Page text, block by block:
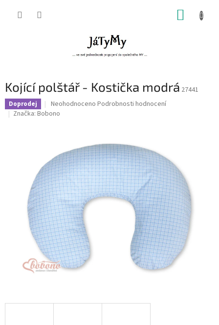
Kojící polštář - Kostička modrá 27441
Doprodej
Průměrné
hodnocení
5
hvězdiček.
Neohodnoceno Podrobnosti hodnocení
Značka: Bobono